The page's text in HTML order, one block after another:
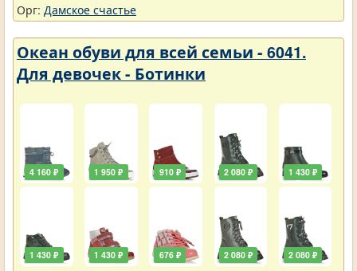
Орг: Дамское счастье
Океан обуви для всей семьи - 6041.
Для девочек - Ботинки
4 160 ₽
1 430 ₽
1 950 ₽
1 430 ₽
910 ₽
676 ₽
2 080 ₽
2 080 ₽
1 430 ₽
2 080 ₽